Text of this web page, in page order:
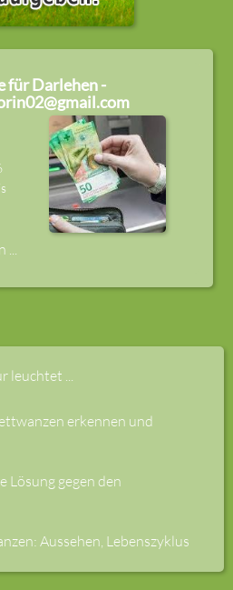
für Darlehen -
...
leuchtet ...
erkennen und
Lösung gegen den
Aussehen, Lebenszyklus